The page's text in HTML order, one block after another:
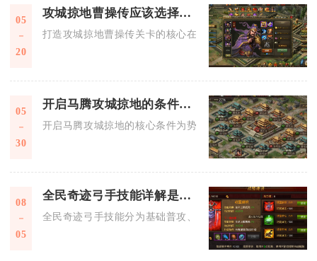
05
20
攻城掠地曹操传应该选择怎样的套装
打造攻城掠地曹操传关卡的核心在于极致的防御续航与战略
05
30
开启马腾攻城掠地的条件是什么
开启马腾攻城掠地的核心条件为势力等级不低于35级且拥有
08
05
全民奇迹弓手技能详解是什么
全民奇迹弓手技能分为基础普攻、群体输出、单体爆发、控